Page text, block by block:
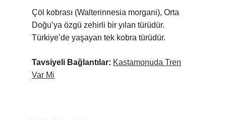
Çöl kobrası (Walterinnesia morgani), Orta
Doğu’ya özgü zehirli bir yılan türüdür.
Türkiye’de yaşayan tek kobra türüdür.
Tavsiyeli Bağlantılar: Kastamonuda Tren
Var Mi